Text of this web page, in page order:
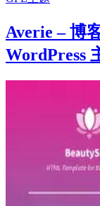
Averie – 博
WordPress